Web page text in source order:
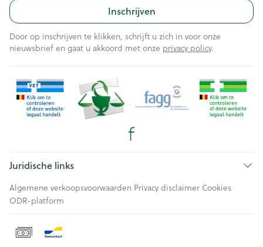
Inschrijven
Door op inschrijven te klikken, schrijft u zich in voor onze
nieuwsbrief en gaat u akkoord met onze privacy policy.
Juridische links
Algemene verkoopsvoorwaarden Privacy disclaimer Cookies
ODR-platform